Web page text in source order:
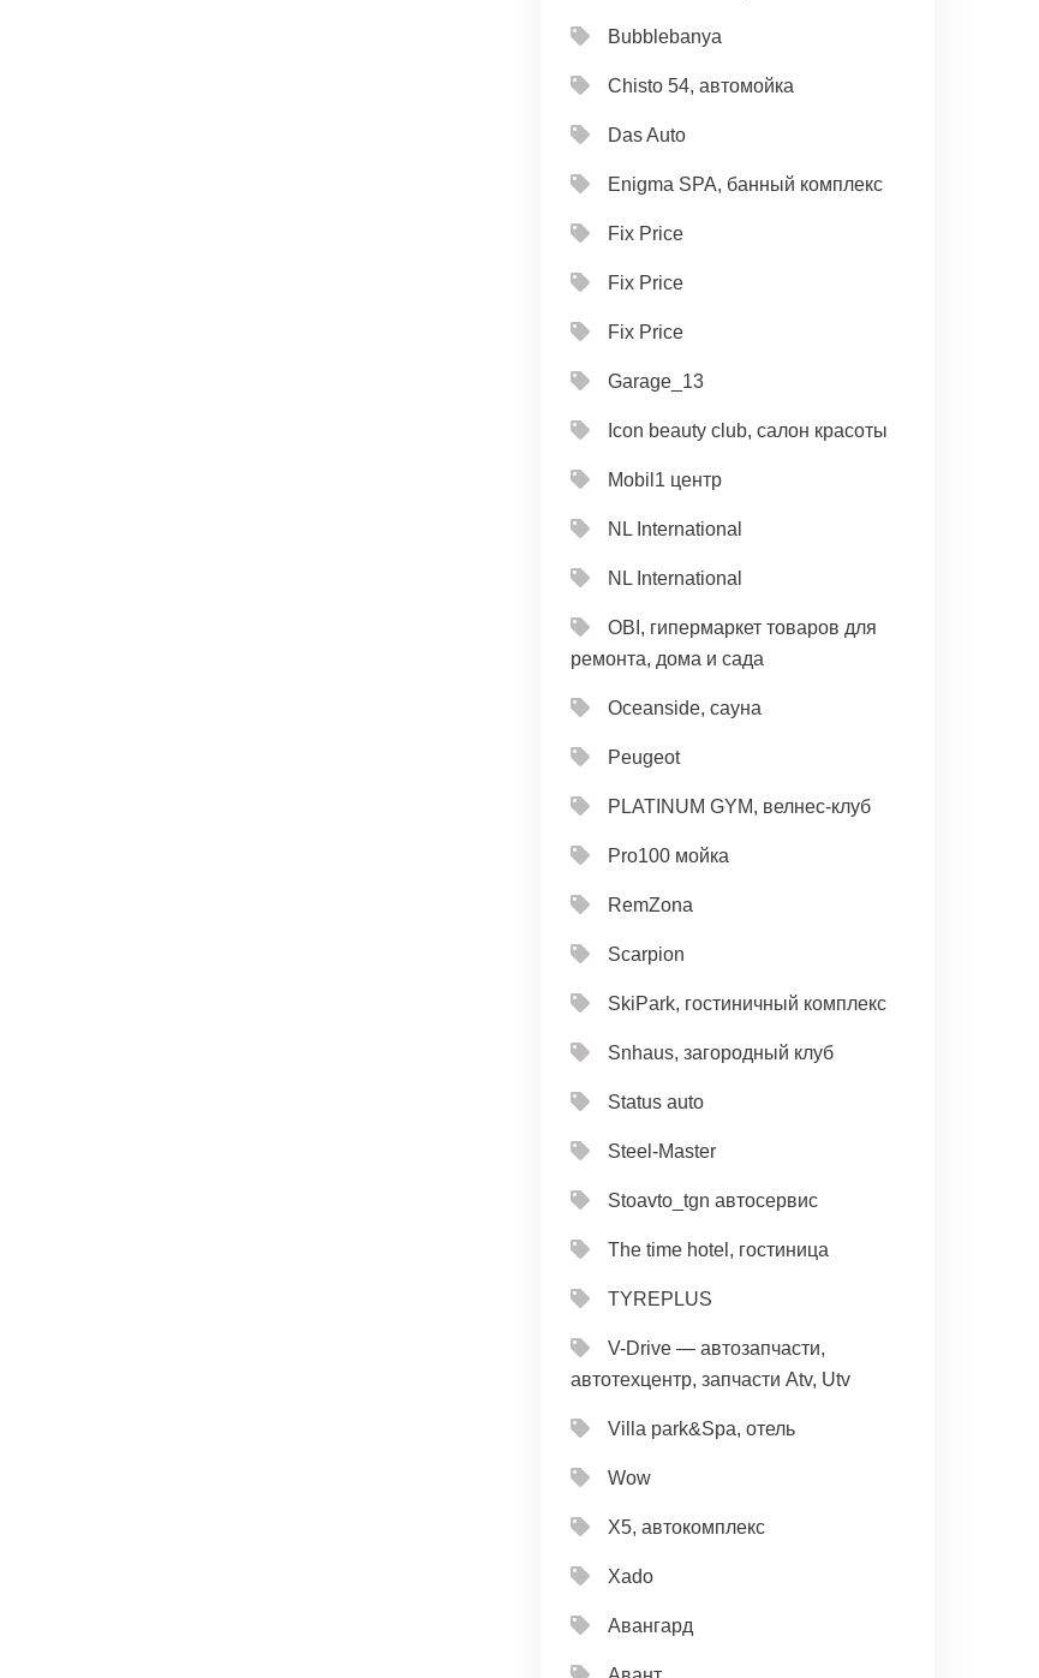
Bubblebanya
Chisto 54, автомойка
Das Auto
Enigma SPA, банный комплекс
Fix Price
Fix Price
Fix Price
Garage_13
Icon beauty club, салон красоты
Mobil1 центр
NL International
NL International
OBI, гипермаркет товаров для
ремонта, дома и сада
Oceanside, сауна
Peugeot
PLATINUM GYM, велнес-клуб
Pro100 мойка
RemZona
Scarpion
SkiPark, гостиничный комплекс
Snhaus, загородный клуб
Status auto
Steel-Master
Stoavto_tgn автосервис
The time hotel, гостиница
TYREPLUS
V-Drive — автозапчасти,
автотехцентр, запчасти Atv, Utv
Villa park&Spa, отель
Wow
X5, автокомплекс
Xado
Авангард